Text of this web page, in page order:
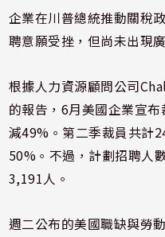
企業在川普總統推動關稅
聘意願受挫，但尚未出現
根據人力資源顧問公司
的報告，6月美國企業宣
減49%。第二季裁員共計
50%。不過，計劃招聘人
3,191人。
週二公布的美國職缺與勞